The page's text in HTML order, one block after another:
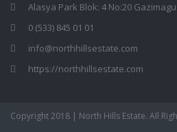
Alasya Park Blok: 4 No:20
0 (533) 845 01 01
info@northhillsestate.com
https://northhillsestate.com
Copyright 2018 | North Hills Estate. All